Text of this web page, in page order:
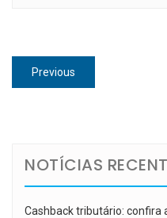
Navegação
de
Previous
post:
NOTÍCIAS
Cashback tributário: confira